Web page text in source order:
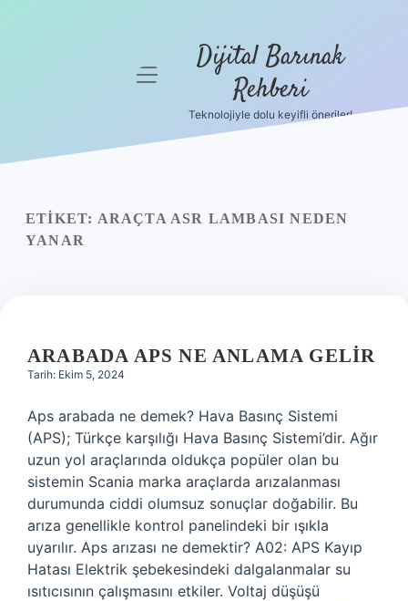
Yasal Uyarı
menüyü
Dijital Barınak
Rehberi
Teknolojiyle dolu keyifli öneriler!
ETIKET: ARAÇTA ASR LAMBASI NEDEN
YANAR
ARABADA APS NE ANLAMA GELIR
Tarih: Ekim 5, 2024
Aps arabada ne demek? Hava Basınç Sistemi
(APS); Türkçe karşılığı Hava Basınç Sistemi’dir. Ağır
uzun yol araçlarında oldukça popüler olan bu
sistemin Scania marka araçlarda arızalanması
durumunda ciddi olumsuz sonuçlar doğabilir. Bu
arıza genellikle kontrol panelindeki bir ışıkla
uyarılır. Aps arızası ne demektir? A02: APS Kayıp
Hatası Elektrik şebekesindeki dalgalanmalar su
ısıtıcısının çalışmasını etkiler. Voltaj düşüşü